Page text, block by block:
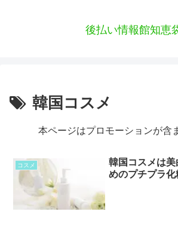
後払い情報館知恵
韓国コスメ
本ページはプロモーションが含
コスメ
韓国コスメは
めのプチプラ化